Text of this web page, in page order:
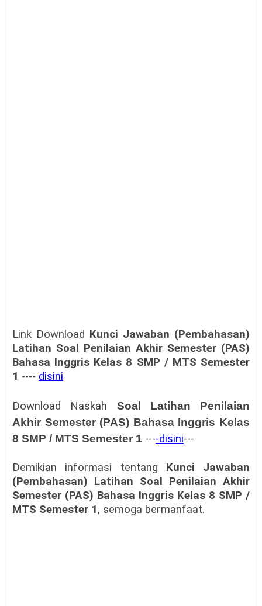
Link Download Kunci Jawaban (Pembahasan)
Latihan Soal Penilaian Akhir Semester (PAS)
Bahasa Inggris Kelas 8 SMP / MTS Semester
1 ---- disini
Download Naskah Soal Latihan Penilaian
Akhir Semester (PAS) Bahasa Inggris Kelas
8 SMP / MTS Semester 1 ----disini---
Demikian informasi tentang Kunci Jawaban
(Pembahasan) Latihan Soal Penilaian Akhir
Semester (PAS) Bahasa Inggris Kelas 8 SMP /
MTS Semester 1, semoga bermanfaat.